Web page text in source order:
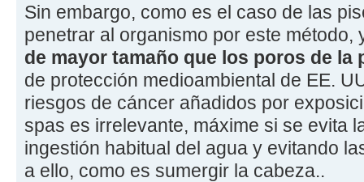
Sin embargo, como es el caso de las
penetrar al organismo por este método,
de mayor tamaño que los poros de la
de protección medioambiental de EE.
riesgos de cáncer añadidos por
spas es irrelevante, máxime si se evita
ingestión habitual del agua y evitando
a ello, como es sumergir la cabeza..